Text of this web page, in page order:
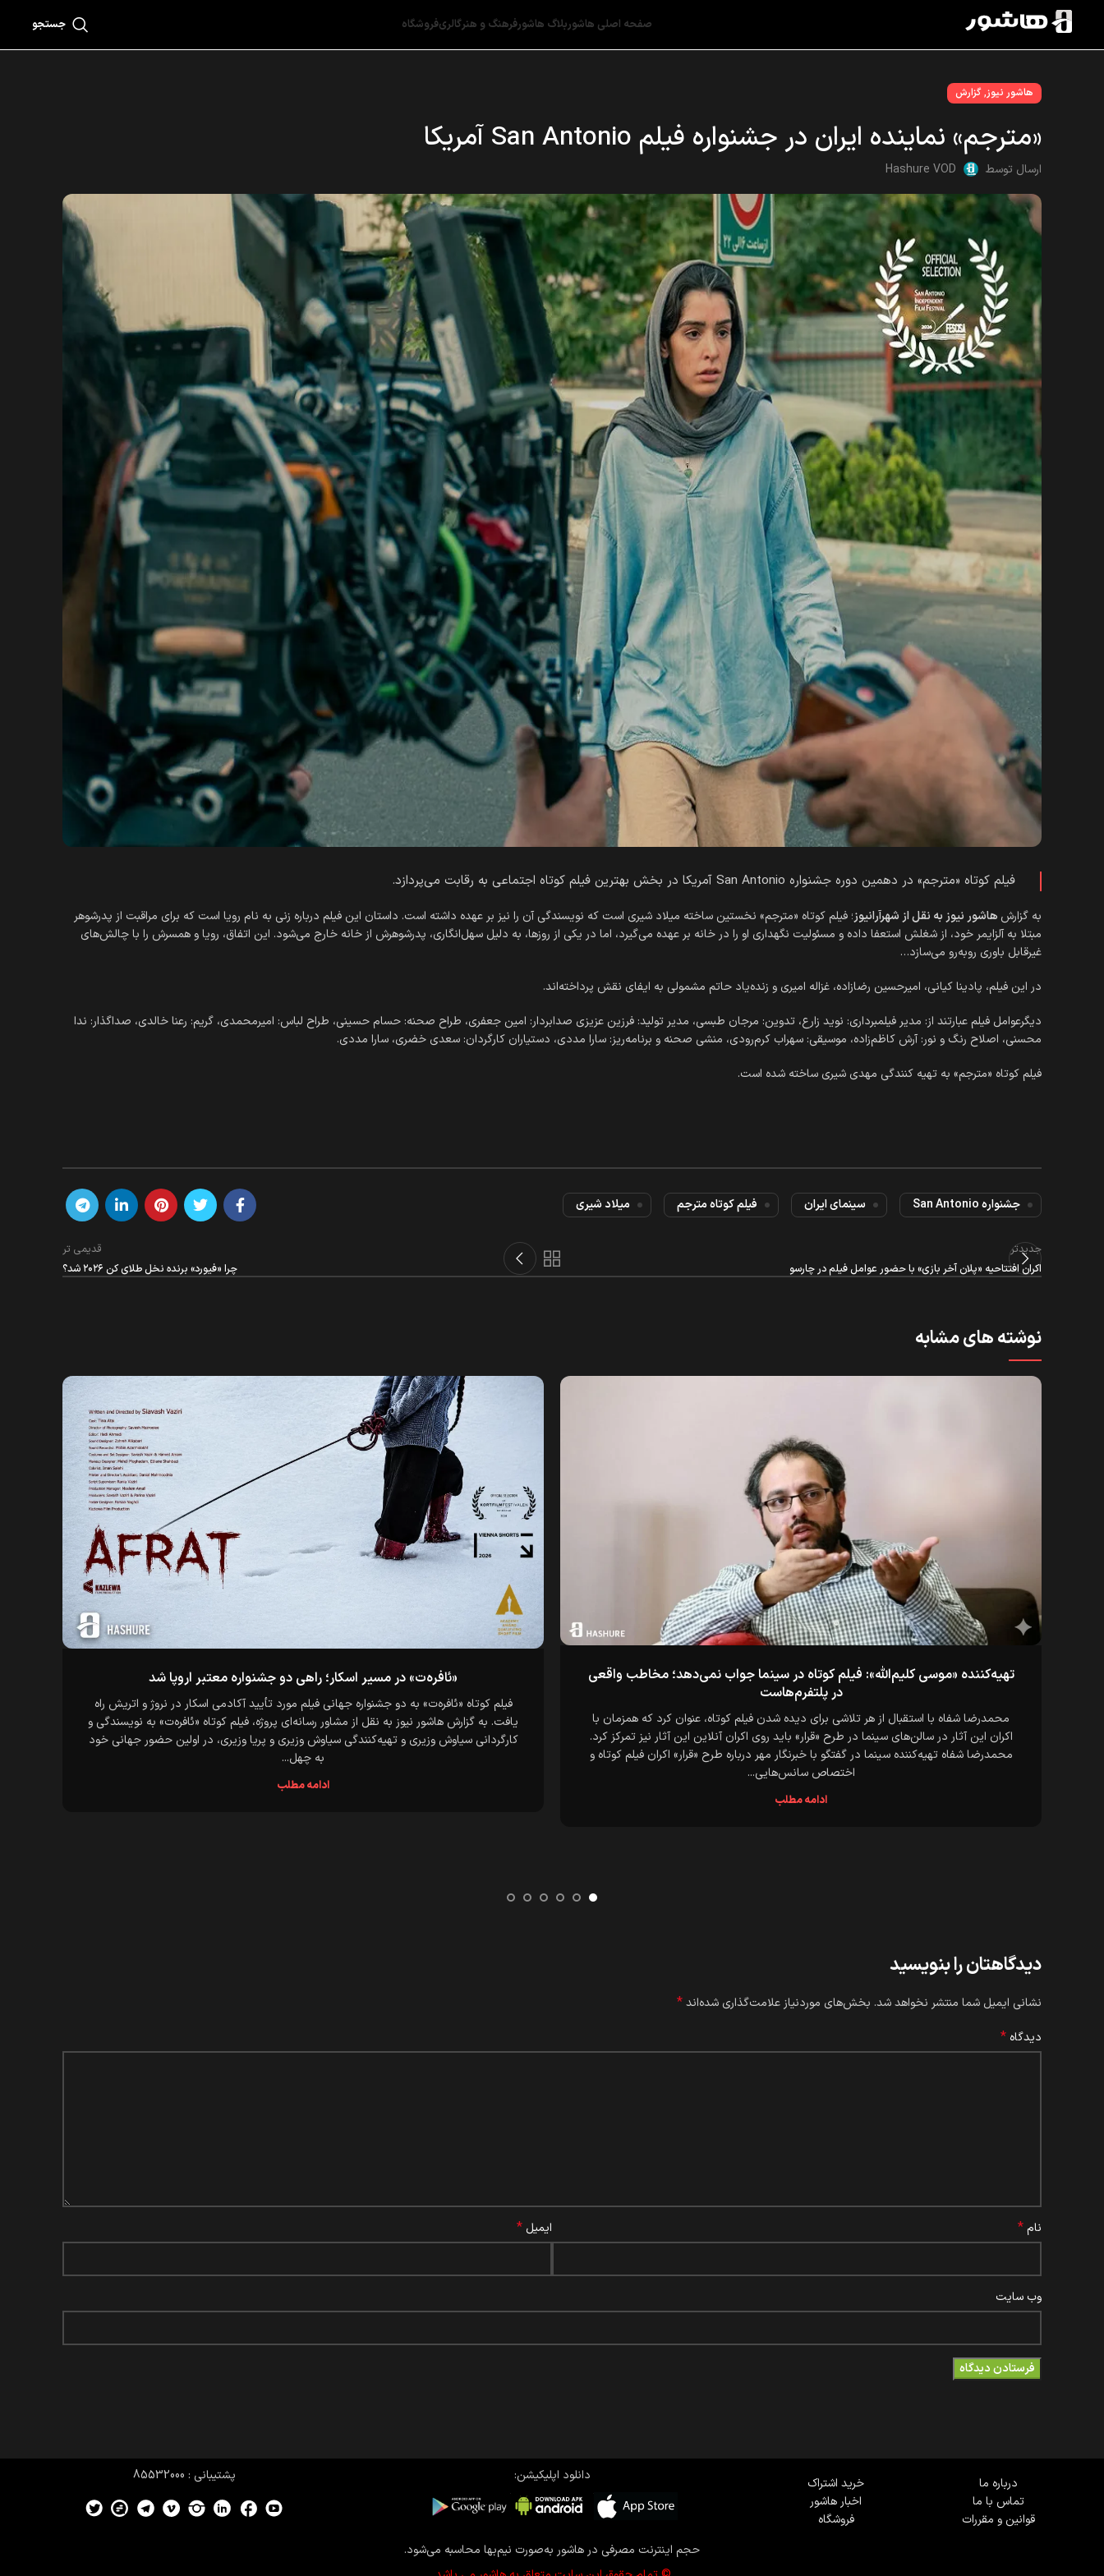
صفحه اصلی هاشوربلاگ هاشورفرهنگ و هنرگالریفروشگاه جستجو
هاشور نیوز,گزارش
«مترجم» نماینده ایران در جشنواره فیلم San Antonio آمریکا
ارسال توسط Hashure VOD
فیلم کوتاه «مترجم» در دهمین دوره جشنواره San Antonio آمریکا در بخش بهترین فیلم کوتاه اجتماعی به رقابت می‌پردازد.
به گزارش هاشور نیوز به نقل از شهرآرانیوز؛ فیلم کوتاه «مترجم» نخستین ساخته میلاد شیری است که نویسندگی آن را نیز بر عهده داشته است. داستان این فیلم درباره زنی به نام رویا است که برای مراقبت از پدرشوهر
مبتلا به آلزایمر خود، از شغلش استعفا داده و مسئولیت نگهداری او را در خانه بر عهده می‌گیرد، اما در یکی از روزها، به دلیل سهل‌انگاری، پدرشوهرش از خانه خارج می‌شود. این اتفاق، رویا و همسرش را با چالش‌های
غیرقابل باوری رو‌به‌رو می‌سازد…
در این فیلم، پادینا کیانی، امیرحسین رضازاده، غزاله امیری و زنده‌یاد حاتم مشمولی به ایفای نقش پرداخته‌اند.
دیگرعوامل فیلم عبارتند از: مدیر فیلمبرداری: نوید زارع، تدوین: مرجان طبسی، مدیر تولید: فرزین عزیزی صدابردار: امین جعفری، طراح صحنه: حسام حسینی، طراح لباس: امیرمحمدی، گریم: رعنا خالدی، صداگذار: ندا
محسنی، اصلاح رنگ و نور: آرش کاظم‌زاده، موسیقی: سهراب کرم‌رودی، منشی صحنه و برنامه‌ریز: سارا مددی، دستیاران کارگردان: سعدی خضری، سارا مددی.
فیلم کوتاه «مترجم» به تهیه کنندگی مهدی شیری ساخته شده است.
جشنواره San Antonio سینمای ایران فیلم کوتاه مترجم میلاد شیری
جدیدتر
اکران افتتاحیه «پلان آخر بازی» با حضور عوامل فیلم در چارسو
قدیمی تر
چرا «فیورد» برنده نخل طلای کن ۲۰۲۶ شد؟
نوشته های مشابه
تهیه‌کننده «موسی کلیم‌الله»: فیلم کوتاه در سینما جواب نمی‌دهد؛ مخاطب واقعی
در پلتفرم‌هاست
محمدرضا شفاه با استقبال از هر تلاشی برای دیده شدن فیلم کوتاه، عنوان کرد که همزمان با
اکران این آثار در سالن‌های سینما در طرح «قرار» باید روی اکران آنلاین این آثار نیز تمرکز کرد.
محمدرضا شفاه تهیه‌کننده سینما در گفتگو با خبرنگار مهر درباره طرح «قرار» اکران فیلم کوتاه و
اختصاص سانس‌هایی...
ادامه مطلب
«ئافره‌ت» در مسیر اسکار؛ راهی دو جشنواره معتبر اروپا شد
فیلم کوتاه «ئافره‌ت» به دو جشنواره جهانی فیلم مورد تأیید آکادمی اسکار در نروژ و اتریش راه
یافت. به گزارش هاشور نیوز به نقل از مشاور رسانه‌ای پروژه، فیلم کوتاه «ئافره‌ت» به نویسندگی و
کارگردانی سیاوش وزیری و تهیه‌کنندگی سیاوش وزیری و پریا وزیری، در اولین حضور جهانی خود
به چهل...
ادامه مطلب
دیدگاهتان را بنویسید
نشانی ایمیل شما منتشر نخواهد شد. بخش‌های موردنیاز علامت‌گذاری شده‌اند*
دیدگاه *
نام* ایمیل *
وب‌ سایت
درباره ما
تماس با ما
قوانین و مقررات
خرید اشتراک
اخبار هاشور
فروشگاه
دانلود اپلیکیشن: پشتیبانی : 85532000
حجم اینترنت مصرفی در هاشور به‌صورت نیم‌بها محاسبه می‌شود.